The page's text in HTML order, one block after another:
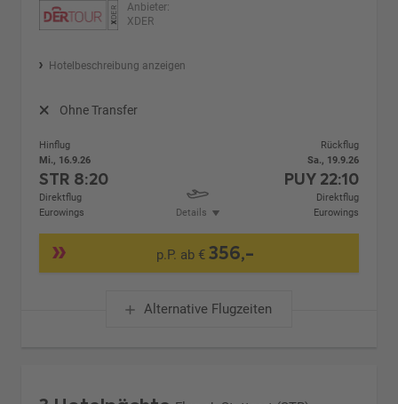
Anbieter:
XDER
Hotelbeschreibung anzeigen
Ohne Transfer
Hinflug
Mi., 16.9.26
STR 8:20
Direktflug
Eurowings
Details
Rückflug
Sa., 19.9.26
PUY 22:10
Direktflug
Eurowings
p.P. ab €356,-
Alternative Flugzeiten